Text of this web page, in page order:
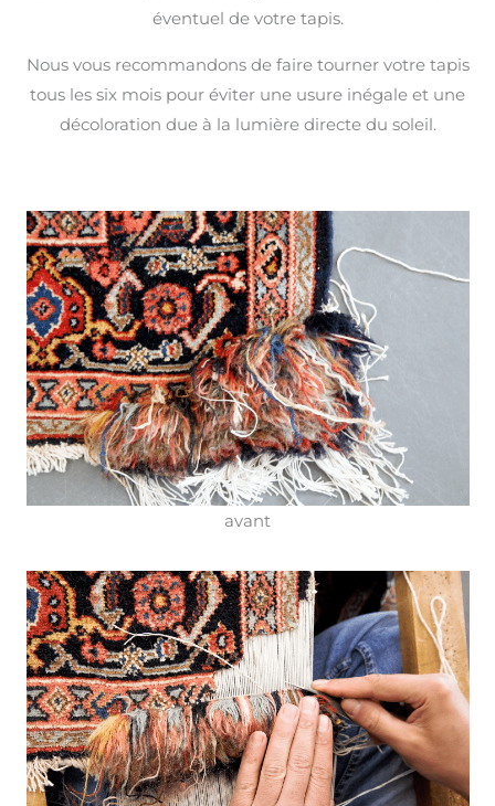
éventuel de votre tapis.
Nous vous recommandons de faire tourner votre tapis
tous les six mois pour éviter une usure inégale et une
décoloration due à la lumière directe du soleil.
avant